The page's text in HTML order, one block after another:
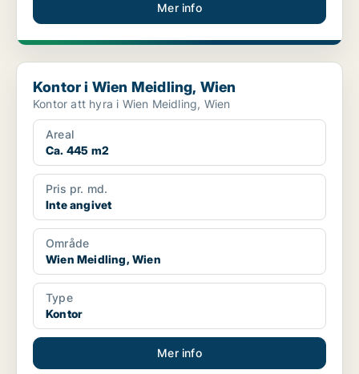
Mer info
Kontor i Wien Meidling, Wien
Kontor i Wien Meidling, Wien
Kontor att hyra i Wien Meidling, Wien
Areal
Ca. 445 m2
Pris pr. md.
Inte angivet
Område
Wien Meidling, Wien
Type
Kontor
Mer info